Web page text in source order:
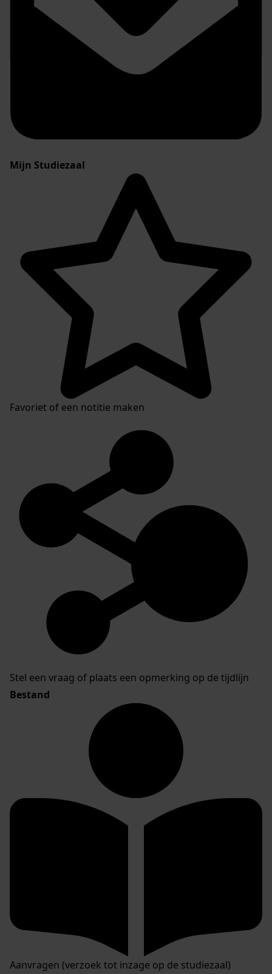
Mijn Studiezaal
Favoriet of een notitie maken
Stel een vraag of plaats een opmerking op de tijdlijn
Bestand
Aanvragen (verzoek tot inzage op de studiezaal)